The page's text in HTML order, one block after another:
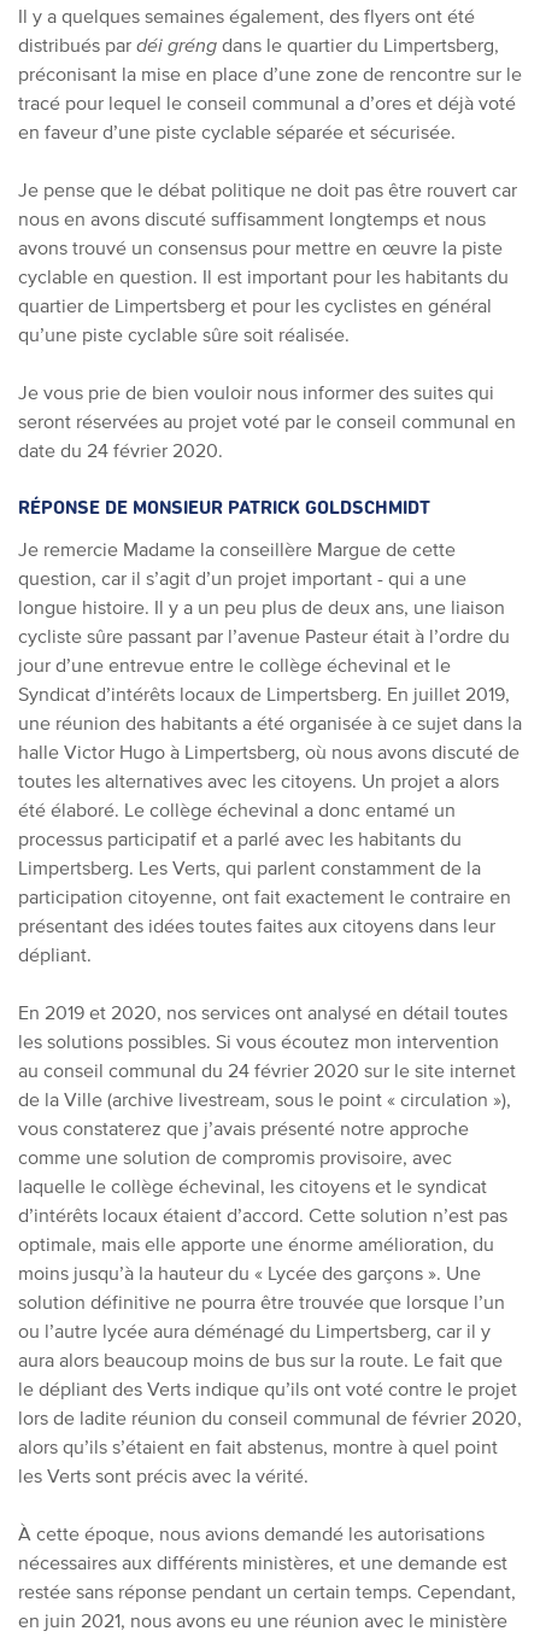
Il y a quelques semaines également, des flyers ont été
distribués par déi gréng dans le quartier du Limpertsberg,
préconisant la mise en place d’une zone de rencontre sur le
tracé pour lequel le conseil communal a d’ores et déjà voté
en faveur d’une piste cyclable séparée et sécurisée.
Je pense que le débat politique ne doit pas être rouvert car
nous en avons discuté suffisamment longtemps et nous
avons trouvé un consensus pour mettre en œuvre la piste
cyclable en question. Il est important pour les habitants du
quartier de Limpertsberg et pour les cyclistes en général
qu’une piste cyclable sûre soit réalisée.
Je vous prie de bien vouloir nous informer des suites qui
seront réservées au projet voté par le conseil communal en
date du 24 février 2020.
RÉPONSE DE MONSIEUR PATRICK GOLDSCHMIDT
Je remercie Madame la conseillère Margue de cette
question, car il s’agit d’un projet important - qui a une
longue histoire. Il y a un peu plus de deux ans, une liaison
cycliste sûre passant par l’avenue Pasteur était à l’ordre du
jour d’une entrevue entre le collège échevinal et le
Syndicat d’intérêts locaux de Limpertsberg. En juillet 2019,
une réunion des habitants a été organisée à ce sujet dans la
halle Victor Hugo à Limpertsberg, où nous avons discuté de
toutes les alternatives avec les citoyens. Un projet a alors
été élaboré. Le collège échevinal a donc entamé un
processus participatif et a parlé avec les habitants du
Limpertsberg. Les Verts, qui parlent constamment de la
participation citoyenne, ont fait exactement le contraire en
présentant des idées toutes faites aux citoyens dans leur
dépliant.
En 2019 et 2020, nos services ont analysé en détail toutes
les solutions possibles. Si vous écoutez mon intervention
au conseil communal du 24 février 2020 sur le site internet
de la Ville (archive livestream, sous le point « circulation »),
vous constaterez que j’avais présenté notre approche
comme une solution de compromis provisoire, avec
laquelle le collège échevinal, les citoyens et le syndicat
d’intérêts locaux étaient d’accord. Cette solution n’est pas
optimale, mais elle apporte une énorme amélioration, du
moins jusqu’à la hauteur du « Lycée des garçons ». Une
solution définitive ne pourra être trouvée que lorsque l’un
ou l’autre lycée aura déménagé du Limpertsberg, car il y
aura alors beaucoup moins de bus sur la route. Le fait que
le dépliant des Verts indique qu’ils ont voté contre le projet
lors de ladite réunion du conseil communal de février 2020,
alors qu’ils s’étaient en fait abstenus, montre à quel point
les Verts sont précis avec la vérité.
À cette époque, nous avions demandé les autorisations
nécessaires aux différents ministères, et une demande est
restée sans réponse pendant un certain temps. Cependant,
en juin 2021, nous avons eu une réunion avec le ministère